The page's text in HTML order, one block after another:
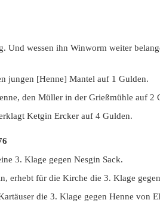
Und wessen ihn Winworm weiter
jungen [Henne] Mantel auf 1 Gulden.
den Müller in der Grießmühle auf 2
Ketgin Ercker auf 4 Gulden.
3. Klage gegen Nesgin Sack.
erhebt für die Kirche die 3. Klage
die 3. Klage gegen Henne von